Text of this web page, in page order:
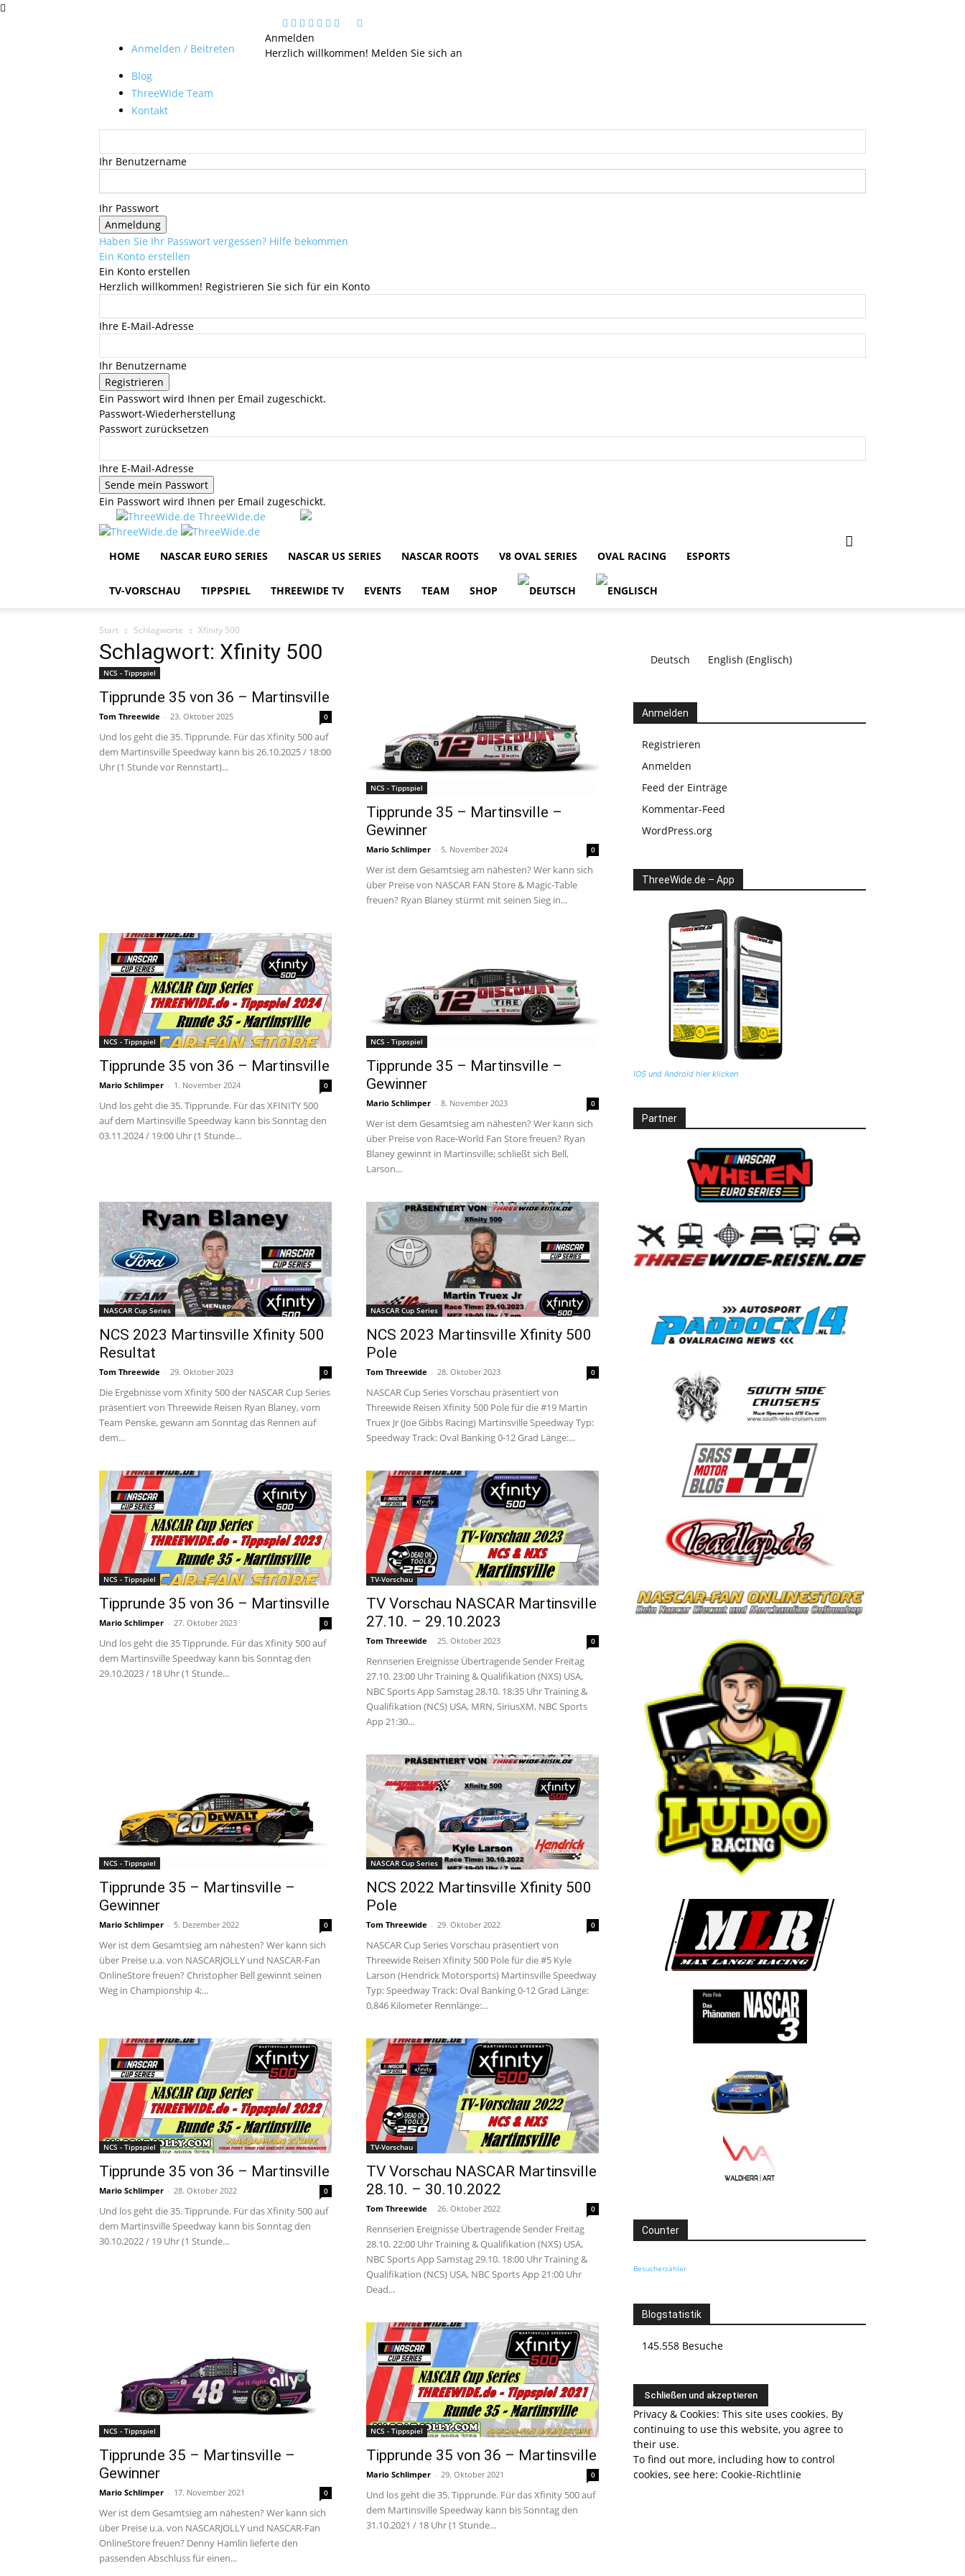
Anmelden / Beitreten
Blog
ThreeWide Team
Kontakt
Anmelden
Herzlich willkommen! Melden Sie sich an
Ihr Benutzername
Ihr Passwort
Haben Sie Ihr Passwort vergessen? Hilfe bekommen
Ein Konto erstellen
Ein Konto erstellen
Herzlich willkommen! Registrieren Sie sich für ein Konto
Ihre E-Mail-Adresse
Ihr Benutzername
Ein Passwort wird Ihnen per Email zugeschickt.
Passwort-Wiederherstellung
Passwort zurücksetzen
Ihre E-Mail-Adresse
Ein Passwort wird Ihnen per Email zugeschickt.
ThreeWide.de
HOME NASCAR EURO SERIES NASCAR US SERIES NASCAR ROOTS V8 OVAL SERIES OVAL RACING ESPORTS
TV-VORSCHAU TIPPSPIEL THREEWIDE TV EVENTS TEAM SHOP
Start Schlagworte Xfinity 500
Schlagwort: Xfinity 500
NCS - Tippspiel
Tipprunde 35 von 36 – Martinsville
Tom Threewide - 23. Oktober 2025 0
Und los geht die 35. Tipprunde. Für das Xfinity 500 auf
dem Martinsville Speedway kann bis 26.10.2025 / 18:00
Uhr (1 Stunde vor Rennstart)...
NCS - Tippspiel
Tipprunde 35 – Martinsville –
Gewinner
Mario Schlimper - 5. November 2024 0
Wer ist dem Gesamtsieg am nähesten? Wer kann sich
über Preise von NASCAR FAN Store & Magic-Table
freuen? Ryan Blaney stürmt mit seinen Sieg in...
NCS - Tippspiel
Tipprunde 35 von 36 – Martinsville
Mario Schlimper - 1. November 2024 0
Und los geht die 35. Tipprunde. Für das XFINITY 500
auf dem Martinsville Speedway kann bis Sonntag den
03.11.2024 / 19:00 Uhr (1 Stunde...
NCS - Tippspiel
Tipprunde 35 – Martinsville –
Gewinner
Mario Schlimper - 8. November 2023 0
Wer ist dem Gesamtsieg am nähesten? Wer kann sich
über Preise von Race-World Fan Store freuen? Ryan
Blaney gewinnt in Martinsville; schließt sich Bell,
Larson...
NASCAR Cup Series
NCS 2023 Martinsville Xfinity 500
Resultat
Tom Threewide - 29. Oktober 2023 0
Die Ergebnisse vom Xfinity 500 der NASCAR Cup Series
präsentiert von Threewide Reisen Ryan Blaney, vom
Team Penske, gewann am Sonntag das Rennen auf
dem...
NASCAR Cup Series
NCS 2023 Martinsville Xfinity 500
Pole
Tom Threewide - 28. Oktober 2023 0
NASCAR Cup Series Vorschau präsentiert von
Threewide Reisen Xfinity 500 Pole für die #19 Martin
Truex Jr (Joe Gibbs Racing) Martinsville Speedway Typ:
Speedway Track: Oval Banking 0-12 Grad Länge:...
NCS - Tippspiel
Tipprunde 35 von 36 – Martinsville
Mario Schlimper - 27. Oktober 2023 0
Und los geht die 35 Tipprunde. Für das Xfinity 500 auf
dem Martinsville Speedway kann bis Sonntag den
29.10.2023 / 18 Uhr (1 Stunde...
TV-Vorschau
TV Vorschau NASCAR Martinsville
27.10. – 29.10.2023
Tom Threewide - 25. Oktober 2023 0
Rennserien Ereignisse Übertragende Sender Freitag
27.10. 23:00 Uhr Training & Qualifikation (NXS) USA,
NBC Sports App Samstag 28.10. 18:35 Uhr Training &
Qualifikation (NCS) USA, MRN, SiriusXM, NBC Sports
App 21:30...
NCS - Tippspiel
Tipprunde 35 – Martinsville –
Gewinner
Mario Schlimper - 5. Dezember 2022 0
Wer ist dem Gesamtsieg am nähesten? Wer kann sich
über Preise u.a. von NASCARJOLLY und NASCAR-Fan
OnlineStore freuen? Christopher Bell gewinnt seinen
Weg in Championship 4;...
NASCAR Cup Series
NCS 2022 Martinsville Xfinity 500
Pole
Tom Threewide - 29. Oktober 2022 0
NASCAR Cup Series Vorschau präsentiert von
Threewide Reisen Xfinity 500 Pole für die #5 Kyle
Larson (Hendrick Motorsports) Martinsville Speedway
Typ: Speedway Track: Oval Banking 0-12 Grad Länge:
0,846 Kilometer Rennlänge:...
NCS - Tippspiel
Tipprunde 35 von 36 – Martinsville
Mario Schlimper - 28. Oktober 2022 0
Und los geht die 35. Tipprunde. Für das Xfinity 500 auf
dem Martinsville Speedway kann bis Sonntag den
30.10.2022 / 19 Uhr (1 Stunde...
TV-Vorschau
TV Vorschau NASCAR Martinsville
28.10. – 30.10.2022
Tom Threewide - 26. Oktober 2022 0
Rennserien Ereignisse Übertragende Sender Freitag
28.10. 22:00 Uhr Training & Qualifikation (NXS) USA,
NBC Sports App Samstag 29.10. 18:00 Uhr Training &
Qualifikation (NCS) USA, NBC Sports App 21:00 Uhr
Dead...
NCS - Tippspiel
Tipprunde 35 – Martinsville –
Gewinner
Mario Schlimper - 17. November 2021 0
Wer ist dem Gesamtsieg am nähesten? Wer kann sich
über Preise u.a. von NASCARJOLLY und NASCAR-Fan
OnlineStore freuen? Denny Hamlin lieferte den
passenden Abschluss für einen...
NCS - Tippspiel
Tipprunde 35 von 36 – Martinsville
Mario Schlimper - 29. Oktober 2021 0
Und los geht die 35. Tipprunde. Für das Xfinity 500 auf
dem Martinsville Speedway kann bis Sonntag den
31.10.2021 / 18 Uhr (1 Stunde...
Deutsch English (Englisch)
Anmelden
Registrieren
Anmelden
Feed der Einträge
Kommentar-Feed
WordPress.org
ThreeWide.de – App
IOS und Android hier klicken
Partner
Counter
Besucherzähler
Blogstatistik
145.558 Besuche
Privacy & Cookies: This site uses cookies. By
continuing to use this website, you agree to
their use.
To find out more, including how to control
cookies, see here: Cookie-Richtlinie